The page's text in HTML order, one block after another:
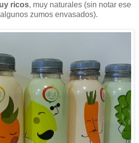
ricos, muy naturales (sin notar ese
zumos envasados).